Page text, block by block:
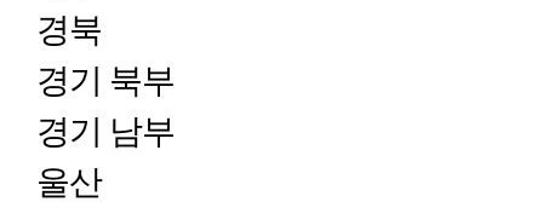
경북
경기 북부
경기 남부
울산